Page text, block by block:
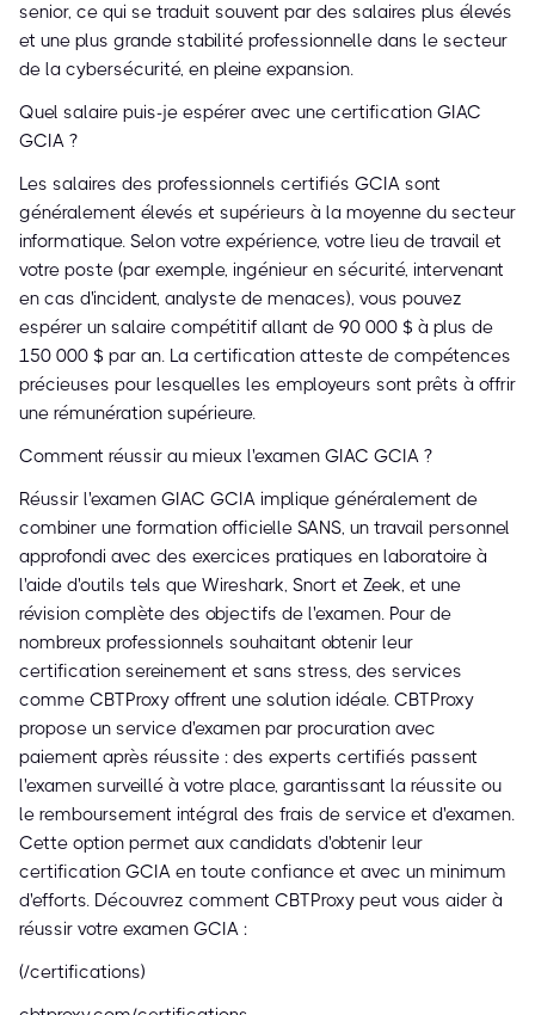
senior, ce qui se traduit souvent par des salaires plus élevés
et une plus grande stabilité professionnelle dans le secteur
de la cybersécurité, en pleine expansion.
Quel salaire puis-je espérer avec une certification GIAC
GCIA ?
Les salaires des professionnels certifiés GCIA sont
généralement élevés et supérieurs à la moyenne du secteur
informatique. Selon votre expérience, votre lieu de travail et
votre poste (par exemple, ingénieur en sécurité, intervenant
en cas d'incident, analyste de menaces), vous pouvez
espérer un salaire compétitif allant de 90 000 $ à plus de
150 000 $ par an. La certification atteste de compétences
précieuses pour lesquelles les employeurs sont prêts à offrir
une rémunération supérieure.
Comment réussir au mieux l'examen GIAC GCIA ?
Réussir l'examen GIAC GCIA implique généralement de
combiner une formation officielle SANS, un travail personnel
approfondi avec des exercices pratiques en laboratoire à
l'aide d'outils tels que Wireshark, Snort et Zeek, et une
révision complète des objectifs de l'examen. Pour de
nombreux professionnels souhaitant obtenir leur
certification sereinement et sans stress, des services
comme CBTProxy offrent une solution idéale. CBTProxy
propose un service d'examen par procuration avec
paiement après réussite : des experts certifiés passent
l'examen surveillé à votre place, garantissant la réussite ou
le remboursement intégral des frais de service et d'examen.
Cette option permet aux candidats d'obtenir leur
certification GCIA en toute confiance et avec un minimum
d'efforts. Découvrez comment CBTProxy peut vous aider à
réussir votre examen GCIA :
(/certifications)